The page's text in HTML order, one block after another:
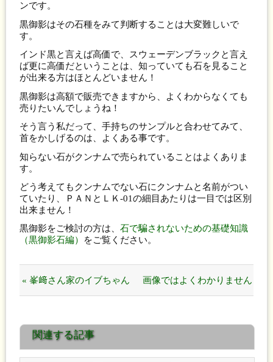
ンです。
黒御影はその石種をみて判断することは大変難しいで
す。
インド黒と言えば高価で、スウェーデンブラックと言え
ば更に高価だということは、知っていても石を見ること
が出来る方はほとんどいません！
黒御影は高額で販売できますから、よくわからなくても
売りたいんでしょうね！
そう言う私だって、手持ちのサンプルと合わせてみて、
首をかしげるのは、よくある事です。
知らない石がクンナムで売られていることはよくありま
す。
どう考えてもクンナムでない石にクンナムと名前がつい
ていたり、ＰＡＮとＬＫ-01の細目あたりは一目では区別
出来ません！
黒御影をご検討の方は、石で騙されないための基礎知識
（黒御影石編）
をご覧ください。
« 峯﨑さん家のイブちゃん 画像ではよくわかりません
関連する記事